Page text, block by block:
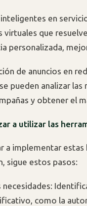
en
virtuales que
personalizada,
de anuncios en
pueden analizar
y obtener el
a utilizar las
a implementar
sigue estos pasos:
necesidades:
como la